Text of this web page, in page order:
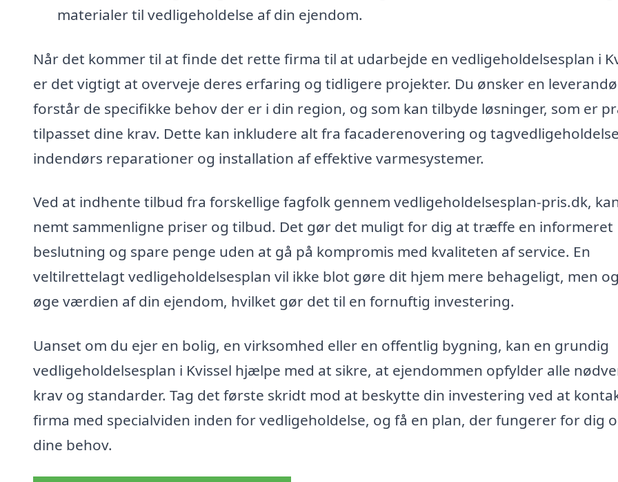
materialer til vedligeholdelse af din ejendom.
Når det kommer til at finde det rette firma til at udarbejde en vedligeholdelsesplan i
er det vigtigt at overveje deres erfaring og tidligere projekter. Du ønsker en
forstår de specifikke behov der er i din region, og som kan tilbyde løsninger, som er
tilpasset dine krav. Dette kan inkludere alt fra facaderenovering og
indendørs reparationer og installation af effektive varmesystemer.
Ved at indhente tilbud fra forskellige fagfolk gennem vedligeholdelsesplan-pris.dk,
nemt sammenligne priser og tilbud. Det gør det muligt for dig at træffe en informeret
beslutning og spare penge uden at gå på kompromis med kvaliteten af service. En
veltilrettelagt vedligeholdelsesplan vil ikke blot gøre dit hjem mere behageligt, men
øge værdien af din ejendom, hvilket gør det til en fornuftig investering.
Uanset om du ejer en bolig, en virksomhed eller en offentlig bygning, kan en grundig
vedligeholdelsesplan i Kvissel hjælpe med at sikre, at ejendommen opfylder alle
krav og standarder. Tag det første skridt mod at beskytte din investering ved at
firma med specialviden inden for vedligeholdelse, og få en plan, der fungerer for dig
dine behov.